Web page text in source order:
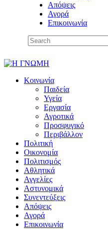
Απόψεις
Αγορά
Επικοινωνία
Κοινωνία
Παιδεία
Υγεία
Εργασία
Αγροτικά
Προσφυγικό
Περιβάλλον
Πολιτική
Οικονομία
Πολιτισμός
Αθλητικά
Αγγελίες
Αστυνομικά
Συνεντεύξεις
Απόψεις
Αγορά
Επικοινωνία